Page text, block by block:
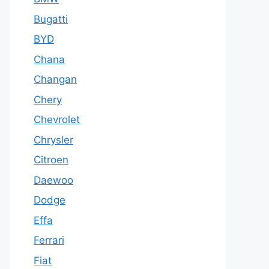
Bugatti
BYD
Chana
Changan
Chery
Chevrolet
Chrysler
Citroen
Daewoo
Dodge
Effa
Ferrari
Fiat